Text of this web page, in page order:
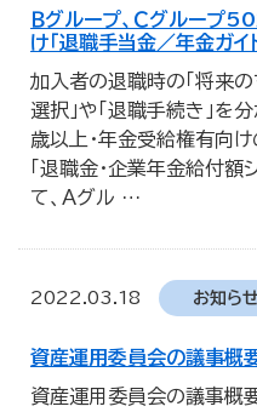
Ｂグループ、Ｃグループ
け「退職手当金／年金ガイ
加入者の退職時の「将来
選択」や「退職手続き」を
歳以上・年金受給権有向け
「退職金・企業年金給付額
て、Ａグル …
2022.03.18 お知らせ
資産運用委員会の議事概
資産運用委員会の議事概